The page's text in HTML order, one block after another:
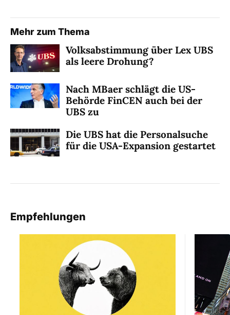
Mehr zum Thema
Volksabstimmung über Lex UBS
als leere Drohung?
Nach MBaer schlägt die US-
Behörde FinCEN auch bei der
UBS zu
Die UBS hat die Personalsuche
für die USA-Expansion gestartet
Empfehlungen